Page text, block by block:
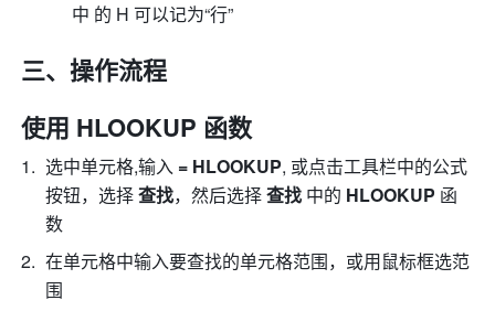
中 的 H 可以记为“行”
三、操作流程
使用 HLOOKUP 函数
选中单元格,输入 = HLOOKUP, 或点击工具栏中的公式
按钮，选择 查找，然后选择 查找 中的 HLOOKUP 函
数
在单元格中输入要查找的单元格范围，或用鼠标框选范
围